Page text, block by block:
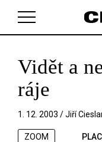
Vidět a
ráje
1. 12. 2003 /Jiří
ZOOM